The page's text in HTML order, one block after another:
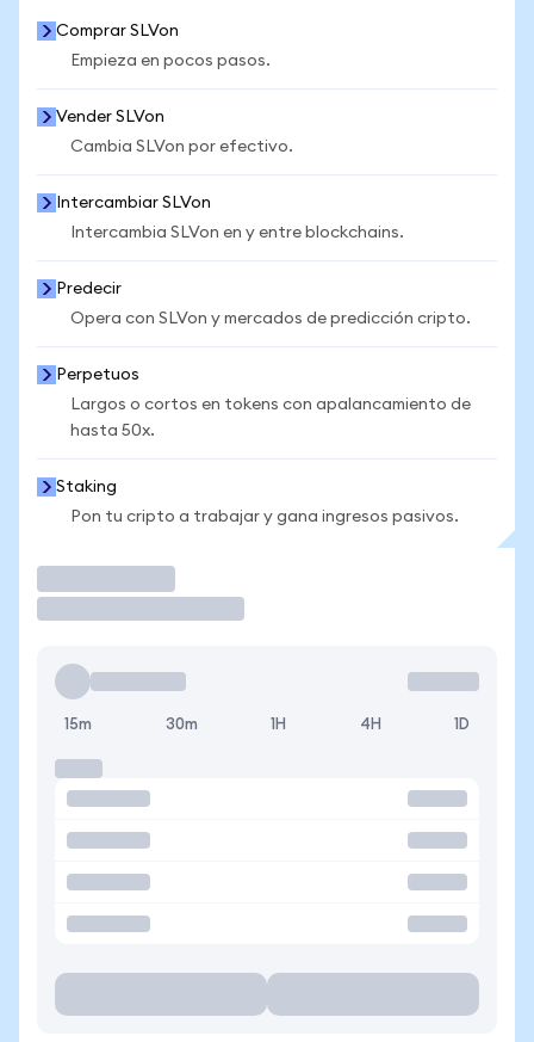
Comprar SLVon
Empieza en pocos pasos.
Vender SLVon
Cambia SLVon por efectivo.
Intercambiar SLVon
Intercambia SLVon en y entre blockchains.
Predecir
Opera con SLVon y mercados de predicción cripto.
Perpetuos
Largos o cortos en tokens con apalancamiento de
hasta 50x.
Staking
Pon tu cripto a trabajar y gana ingresos pasivos.
15m 30m 1H 4H 1D